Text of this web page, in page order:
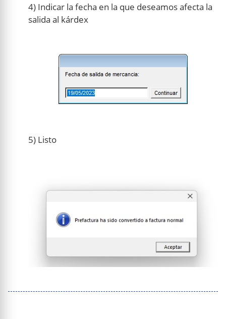
4) Indicar la fecha en la que deseamos afecta la
salida al kárdex
5) Listo